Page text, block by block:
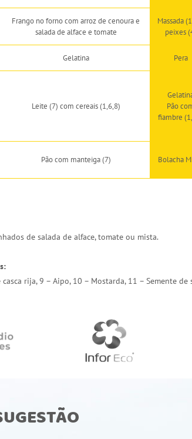
Frango no forno com arroz de cenoura e
salada de alface e tomate
Massada
peixes
Gelatina Pera
Leite (7) com cereais (1,6,8)
Pão
fiambre
Pão com manteiga (7) Bolacha
de salada de alface, tomate ou mista.
rija, 9 – Aipo, 10 – Mostarda, 11 – Semente